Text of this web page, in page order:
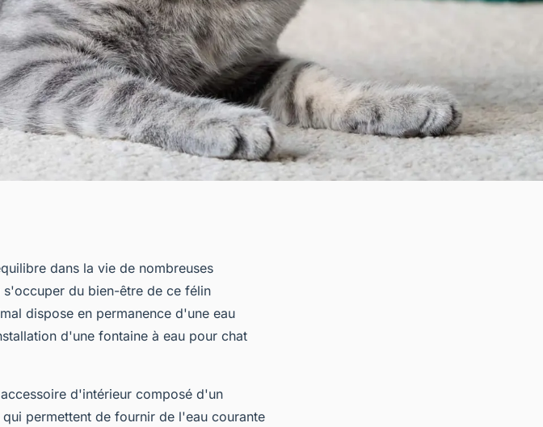
dans la vie de nombreuses
s'occuper du bien-être de ce félin
dispose en permanence d'une eau
d'une fontaine à eau pour chat
d'intérieur composé d'un
permettent de fournir de l'eau courante